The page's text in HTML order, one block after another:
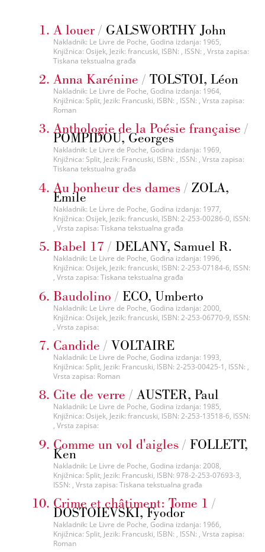
A louer / GALSWORTHY John
Nakladnik: Le Livre de Poche, Godina izdanja: 1965,
Knjižnica: Osijek, Jezik: francuski, ISBN: , ISSN: , Vrsta zapisa:
Tiskana tekstualna građa
Anna Karénine / TOLSTOI, Léon
Nakladnik: Le Livre de Poche, Godina izdanja: 1964,
Knjižnica: Split, Jezik: Francuski, ISBN: , ISSN: , Vrsta zapisa:
Roman
Anthologie de la Poésie française /
POMPIDOU, Georges
Nakladnik: Le Livre de Poche, Godina izdanja: 1969,
Knjižnica: Split, Jezik: Francuski, ISBN: , ISSN: , Vrsta zapisa:
Tiskana tekstualna građa
Au bonheur des dames / ZOLA,
Emile
Nakladnik: Le Livre de Poche, Godina izdanja: 1977,
Knjižnica: Osijek, Jezik: francuski, ISBN: 2-253-00286-0, ISSN:
, Vrsta zapisa: Tiskana tekstualna građa
Babel 17 / DELANY, Samuel R.
Nakladnik: Le Livre de Poche, Godina izdanja: 1996,
Knjižnica: Osijek, Jezik: francuski, ISBN: 2-253-07184-6, ISSN:
, Vrsta zapisa: Tiskana tekstualna građa
Baudolino / ECO, Umberto
Nakladnik: Le Livre de Poche, Godina izdanja: 2000,
Knjižnica: Osijek, Jezik: francuski, ISBN: 2-253-06770-9, ISSN:
, Vrsta zapisa:
Candide / VOLTAIRE
Nakladnik: Le Livre de Poche, Godina izdanja: 1993,
Knjižnica: Split, Jezik: Francuski, ISBN: 2-253-00425-1, ISSN: ,
Vrsta zapisa: Roman
Cite de verre / AUSTER, Paul
Nakladnik: Le Livre de Poche, Godina izdanja: 1985,
Knjižnica: Osijek, Jezik: francuski, ISBN: 2-253-13518-6, ISSN:
, Vrsta zapisa:
Comme un vol d'aigles / FOLLETT,
Ken
Nakladnik: Le Livre de Poche, Godina izdanja: 2008,
Knjižnica: Split, Jezik: Francuski, ISBN: 978-2-253-07693-3,
ISSN: , Vrsta zapisa: Tiskana tekstualna građa
Crime et châtiment: Tome 1 /
DOSTOIEVSKI, Fyodor
Nakladnik: Le Livre de Poche, Godina izdanja: 1966,
Knjižnica: Split, Jezik: Francuski, ISBN: , ISSN: , Vrsta zapisa:
Roman